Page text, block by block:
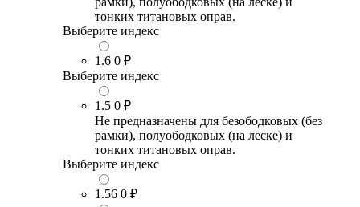
тонких титановых оправ.
Выберите индекс
1.6 0 ₽
Выберите индекс
1.5 0 ₽
Не предназначены для безободковых (без
рамки), полуободковых (на леске) и
тонких титановых оправ.
Выберите индекс
1.56 0 ₽